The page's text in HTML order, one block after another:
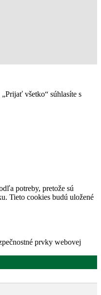
všetko“ súhlasíte s
potreby, pretože sú
Tieto cookies budú uložené
prvky webovej